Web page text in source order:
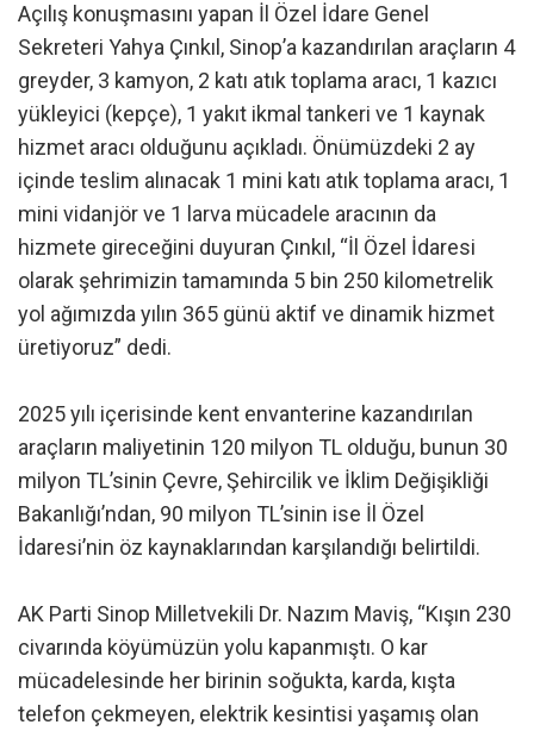
Açılış konuşmasını yapan İl Özel İdare Genel
Sekreteri Yahya Çınkıl, Sinop’a kazandırılan araçların 4
greyder, 3 kamyon, 2 katı atık toplama aracı, 1 kazıcı
yükleyici (kepçe), 1 yakıt ikmal tankeri ve 1 kaynak
hizmet aracı olduğunu açıkladı. Önümüzdeki 2 ay
içinde teslim alınacak 1 mini katı atık toplama aracı, 1
mini vidanjör ve 1 larva mücadele aracının da
hizmete gireceğini duyuran Çınkıl, “İl Özel İdaresi
olarak şehrimizin tamamında 5 bin 250 kilometrelik
yol ağımızda yılın 365 günü aktif ve dinamik hizmet
üretiyoruz” dedi.
2025 yılı içerisinde kent envanterine kazandırılan
araçların maliyetinin 120 milyon TL olduğu, bunun 30
milyon TL’sinin Çevre, Şehircilik ve İklim Değişikliği
Bakanlığı’ndan, 90 milyon TL’sinin ise İl Özel
İdaresi’nin öz kaynaklarından karşılandığı belirtildi.
AK Parti Sinop Milletvekili Dr. Nazım Maviş, “Kışın 230
civarında köyümüzün yolu kapanmıştı. O kar
mücadelesinde her birinin soğukta, karda, kışta
telefon çekmeyen, elektrik kesintisi yaşamış olan